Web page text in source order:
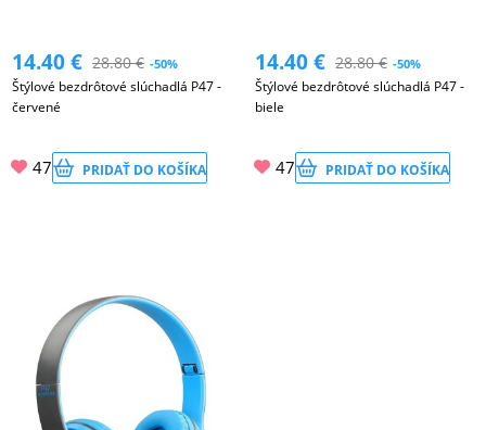
14.40€ 28.80€ -50%
Štýlové bezdrôtové slúchadlá P47 -
červené
47 PRIDAŤ DO KOŠÍKA
14.40€ 28.80€ -50%
Štýlové bezdrôtové slúchadlá P47 -
biele
47 PRIDAŤ DO KOŠÍKA